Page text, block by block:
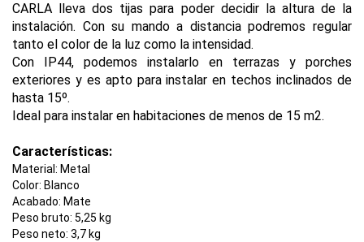
CARLA lleva dos tijas para poder decidir la altura de la
instalación. Con su mando a distancia podremos regular
tanto el color de la luz como la intensidad.
Con IP44, podemos instalarlo en terrazas y porches
exteriores y es apto para instalar en techos inclinados de
hasta 15º.
Ideal para instalar en habitaciones de menos de 15 m2.
Características:
Material: Metal
Color: Blanco
Acabado: Mate
Peso bruto: 5,25 kg
Peso neto: 3,7 kg